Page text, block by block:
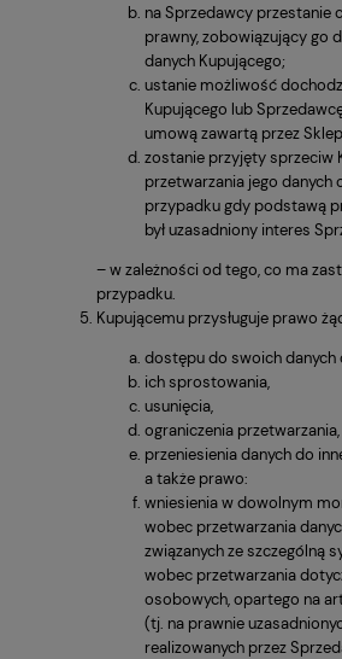
na Sprzedawcy przestanie
prawny, zobowiązujący go
danych Kupującego;
ustanie możliwość
Kupującego lub
umową zawartą przez
zostanie przyjęty sprzeciw
przetwarzania jego danych
przypadku gdy podstawą
był uzasadniony interes
– w zależności od tego, co ma
przypadku.
Kupującemu przysługuje prawo
dostępu do swoich danych
ich sprostowania,
usunięcia,
ograniczenia przetwarzania,
przeniesienia danych do
a także prawo:
wniesienia w dowolnym
wobec przetwarzania
związanych ze szczególną
wobec przetwarzania
osobowych, opartego na
(tj. na prawnie
realizowanych przez